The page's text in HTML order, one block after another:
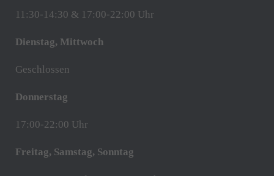
11:30-14:30 & 17:00-22:00 Uhr
Dienstag, Mittwoch
Geschlossen
Donnerstag
17:00-22:00 Uhr
Freitag, Samstag, Sonntag